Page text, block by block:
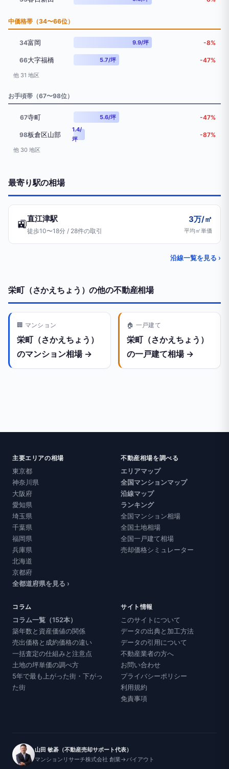
中価格帯（34〜66位）
34富岡 9.9/坪 -8%
66大字福橋 5.7/坪 -47%
他 31 地区
お手頃帯（67〜98位）
67寺町 5.6/坪 -47%
98板倉区山部
1.4/
坪
-87%
他 30 地区
最寄り駅の相場
🚉直江津駅
徒歩10〜18分 / 28件の取引
3万/㎡
平均㎡単価
沿線一覧を見る ›
栄町（さかえちょう）の他の不動産相場
🏢 マンション
栄町（さかえちょう）
のマンション相場 →
🏠 一戸建て
栄町（さかえちょう）
の一戸建て相場 →
主要エリアの相場
東京都
神奈川県
大阪府
愛知県
埼玉県
千葉県
福岡県
兵庫県
北海道
京都府
全都道府県を見る ›
不動産相場を調べる
エリアマップ
全国マンションマップ
沿線マップ
ランキング
全国マンション相場
全国土地相場
全国一戸建て相場
売却価格シミュレーター
コラム
コラム一覧（152本）
築年数と資産価値の関係
売出価格と成約価格の違い
一括査定の仕組みと注意点
土地の坪単価の調べ方
5年で最も上がった街・下がっ
た街
サイト情報
このサイトについて
データの出典と加工方法
データの引用について
不動産業者の方へ
お問い合わせ
プライバシーポリシー
利用規約
免責事項
山田 敏碁（不動産売却サポート代表）
マンションリサーチ株式会社 創業→バイアウト